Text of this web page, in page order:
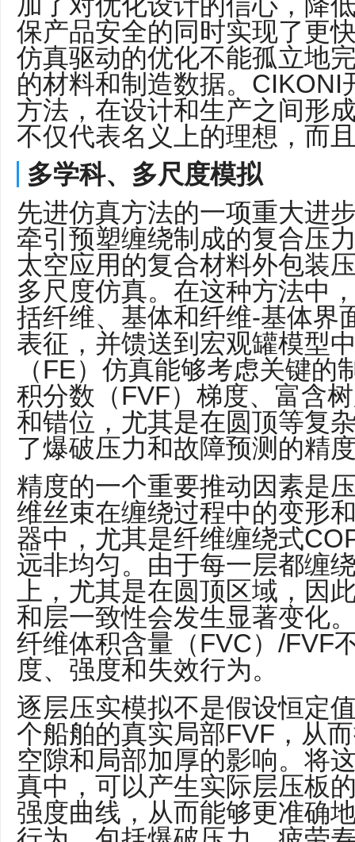
保产品安全的同时实现了更
仿真驱动的优化不能孤立地
的材料和制造数据。CIKONI
方法，在设计和生产之间形
不仅代表名义上的理想，而
多学科、多尺度模拟
先进仿真方法的一项重大进
牵引预塑缠绕制成的复合压
太空应用的复合材料外包装
多尺度仿真。在这种方法中
括纤维、基体和纤维-基体界
表征，并馈送到宏观罐模型
（FE）仿真能够考虑关键
积分数（FVF）梯度、富含
和错位，尤其是在圆顶等复
了爆破压力和故障预测的精
精度的一个重要推动因素是
维丝束在缠绕过程中的变形
器中，尤其是纤维缠绕式
远非均匀。由于每一层都缠
上，尤其是在圆顶区域，因
和层一致性会发生显著变化
纤维体积含量（FVC）/FVF
度、强度和失效行为。
逐层压实模拟不是假设恒定
个船舶的真实局部FVF，从
空隙和局部加厚的影响。将
真中，可以产生实际层压板
强度曲线，从而能够更准确